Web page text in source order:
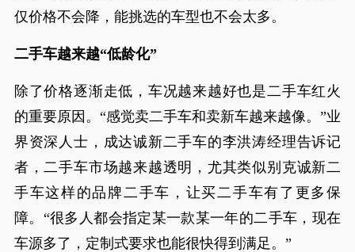
仅价格不会降，能挑选的车型也不会太多。
二手车越来越“低龄化”
除了价格逐渐走低，车况越来越好也是二手车红火
的重要原因。“感觉卖二手车和卖新车越来越像。”业
界资深人士，成达诚新二手车的李洪涛经理告诉记
者，二手车市场越来越透明，尤其类似别克诚新二
手车这样的品牌二手车，让买二手车有了更多保
障。“很多人都会指定某一款某一年的二手车，现在
车源多了，定制式要求也能很快得到满足。”